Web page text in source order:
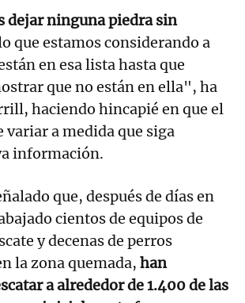
dejar ninguna piedra sin
que estamos considerando a
en esa lista hasta que
que no están en ella", ha
haciendo hincapié en que el
variar a medida que siga
información.
que, después de días en
cientos de equipos de
y decenas de perros
la zona quemada, han
a alrededor de 1.400 de las